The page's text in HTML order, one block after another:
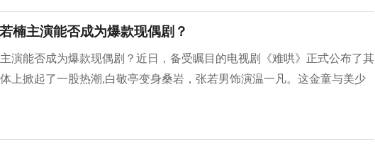
楠主演能否成为爆款现偶剧？
演能否成为爆款现偶剧？近日，备受瞩目的电视剧《难哄》正式公布了其
上掀起了一股热潮,白敬亭变身桑岩，张若男饰演温一凡。这金童与美少